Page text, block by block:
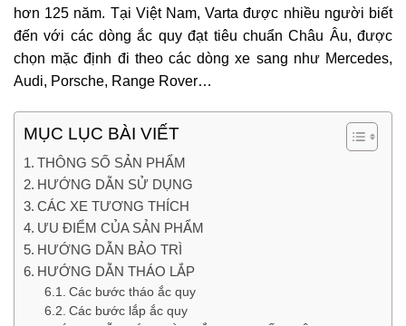
hơn 125 năm. Tại Việt Nam, Varta được nhiều người biết
đến với các dòng ắc quy đạt tiêu chuẩn Châu Âu, được
chọn mặc định đi theo các dòng xe sang như Mercedes,
Audi, Porsche, Range Rover…
MỤC LỤC BÀI VIẾT
THÔNG SỐ SẢN PHẨM
HƯỚNG DẪN SỬ DỤNG
CÁC XE TƯƠNG THÍCH
ƯU ĐIỂM CỦA SẢN PHẨM
HƯỚNG DẪN BẢO TRÌ
HƯỚNG DẪN THÁO LẮP
Các bước tháo ắc quy
Các bước lắp ắc quy